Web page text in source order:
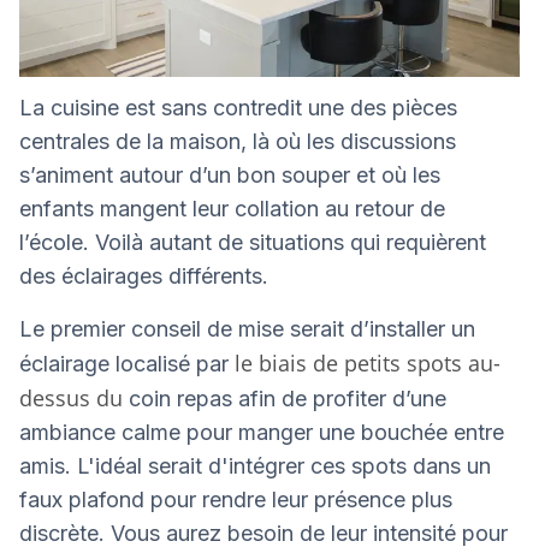
La cuisine est sans contredit une des pièces
centrales de la maison, là où les discussions
s’animent autour d’un bon souper et où les
enfants mangent leur collation au retour de
l’école. Voilà autant de situations qui requièrent
des éclairages différents.
Le premier conseil de mise serait d’installer un
éclairage localisé par le biais de petits spots au-
dessus du coin repas afin de profiter d’une
ambiance calme pour manger une bouchée entre
amis. L'idéal serait d'intégrer ces spots dans un
faux plafond pour rendre leur présence plus
discrète. Vous aurez besoin de leur intensité pour